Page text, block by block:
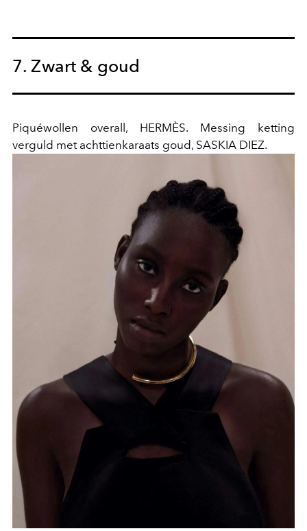
7. Zwart & goud
Piquéwollen overall, HERMÈS. Messing ketting
verguld met achttienkaraats goud, SASKIA DIEZ.